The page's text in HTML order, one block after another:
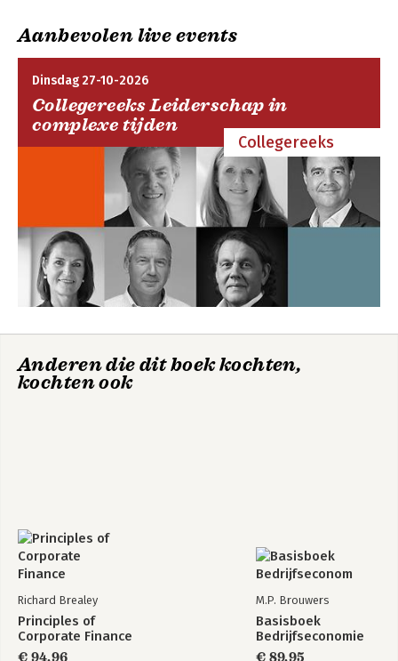
Aanbevolen live events
Dinsdag 27-10-2026
Collegereeks Leiderschap in
complexe tijden
Collegereeks
Anderen die dit boek kochten,
kochten ook
Richard Brealey
Principles of
Corporate Finance
€ 94,96
M.P. Brouwers
Basisboek
Bedrijfseconomie
€ 89,95